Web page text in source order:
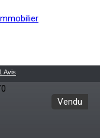
Vendu